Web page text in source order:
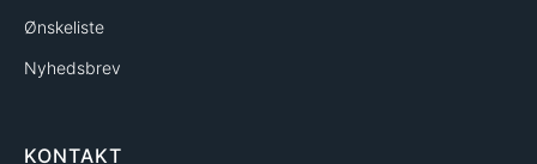
Ønskeliste
Nyhedsbrev
KONTAKT